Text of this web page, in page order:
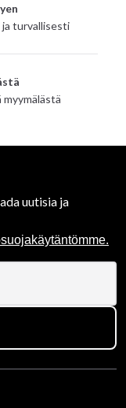
turvallisesti
myymälästä
uutisia ja